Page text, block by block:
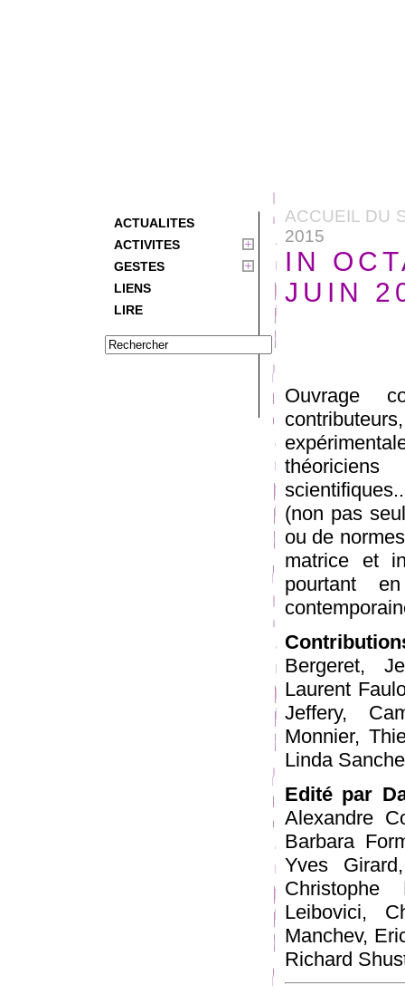
ACTUALITES
ACTIVITES
GESTES
LIENS
LIRE
ACCUEIL DU
2015
IN
JUIN
Ouvrage
théoriciens
(non pas
ou de
matrice et
pourtant
Bergeret,
Laurent
Jeffery,
Monnier,
Linda
Edité par
Alexandre
Barbara
Yves
Christophe
Leibovici,
Manchev,
Richard